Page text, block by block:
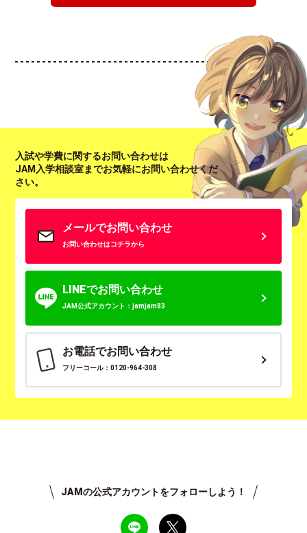
入試や学費に関するお問い合わせは
JAM入学相談室までお気軽にお問い合わせくだ
さい。
メールでお問い合わせ
お問い合わせはコチラから
LINEでお問い合わせ
JAM公式アカウント：jamjam83
お電話でお問い合わせ
フリーコール：0120-964-308
JAMの公式アカウントをフォローしよう！